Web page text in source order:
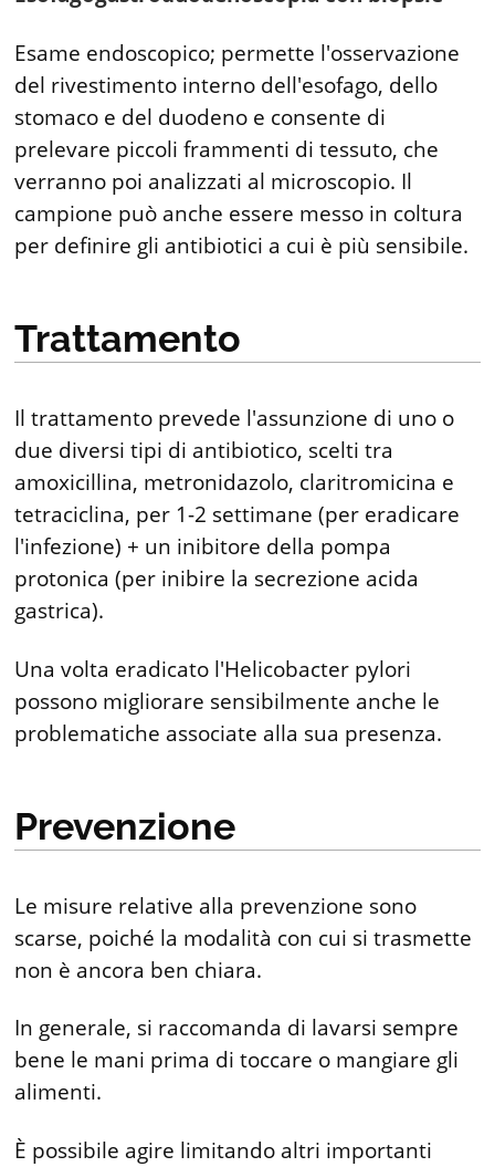
Esame endoscopico; permette l'osservazione
del rivestimento interno dell'esofago, dello
stomaco e del duodeno e consente di
prelevare piccoli frammenti di tessuto, che
verranno poi analizzati al microscopio. Il
campione può anche essere messo in coltura
per definire gli antibiotici a cui è più sensibile.
Trattamento
Il trattamento prevede l'assunzione di uno o
due diversi tipi di antibiotico, scelti tra
amoxicillina, metronidazolo, claritromicina e
tetraciclina, per 1-2 settimane (per eradicare
l'infezione) + un inibitore della pompa
protonica (per inibire la secrezione acida
gastrica).
Una volta eradicato l'Helicobacter pylori
possono migliorare sensibilmente anche le
problematiche associate alla sua presenza.
Prevenzione
Le misure relative alla prevenzione sono
scarse, poiché la modalità con cui si trasmette
non è ancora ben chiara.
In generale, si raccomanda di lavarsi sempre
bene le mani prima di toccare o mangiare gli
alimenti.
È possibile agire limitando altri importanti